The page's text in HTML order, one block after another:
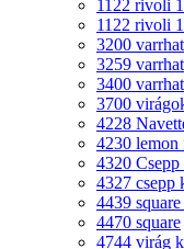
1122 rivoli
1122 rivoli
3200
3259
3400
3700
4228
4230 lemon
4320
4327 csepp
4439
4470 square
4744 virág